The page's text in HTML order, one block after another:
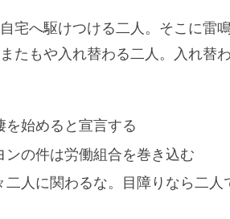
宅へ駆けつける二人。そこに雷
たもや入れ替わる二人。入れ替
を始めると宣言する
ンの件は労働組合を巻き込む
二人に関わるな。目障りなら二人